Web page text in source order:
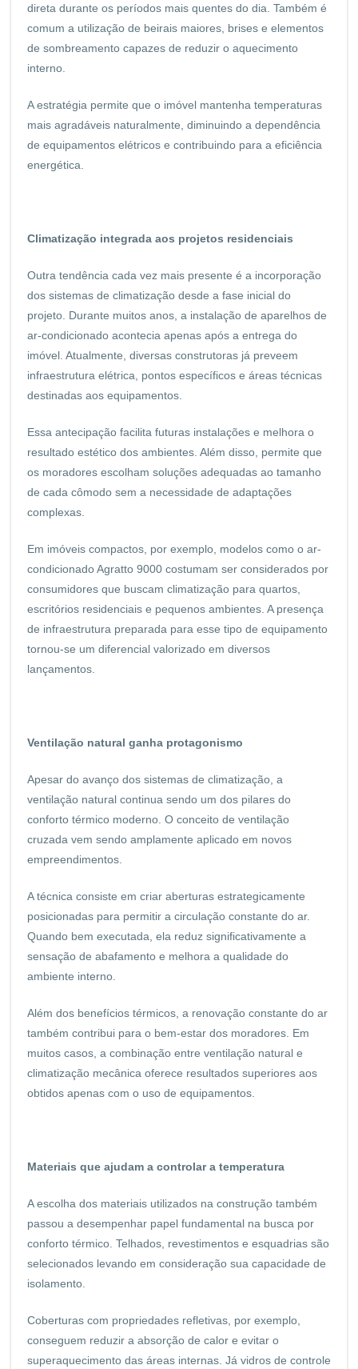
direta durante os períodos mais quentes do dia. Também é
comum a utilização de beirais maiores, brises e elementos
de sombreamento capazes de reduzir o aquecimento
interno.
A estratégia permite que o imóvel mantenha temperaturas
mais agradáveis naturalmente, diminuindo a dependência
de equipamentos elétricos e contribuindo para a eficiência
energética.
Climatização integrada aos projetos residenciais
Outra tendência cada vez mais presente é a incorporação
dos sistemas de climatização desde a fase inicial do
projeto. Durante muitos anos, a instalação de aparelhos de
ar-condicionado acontecia apenas após a entrega do
imóvel. Atualmente, diversas construtoras já preveem
infraestrutura elétrica, pontos específicos e áreas técnicas
destinadas aos equipamentos.
Essa antecipação facilita futuras instalações e melhora o
resultado estético dos ambientes. Além disso, permite que
os moradores escolham soluções adequadas ao tamanho
de cada cômodo sem a necessidade de adaptações
complexas.
Em imóveis compactos, por exemplo, modelos como o ar-
condicionado Agratto 9000 costumam ser considerados por
consumidores que buscam climatização para quartos,
escritórios residenciais e pequenos ambientes. A presença
de infraestrutura preparada para esse tipo de equipamento
tornou-se um diferencial valorizado em diversos
lançamentos.
Ventilação natural ganha protagonismo
Apesar do avanço dos sistemas de climatização, a
ventilação natural continua sendo um dos pilares do
conforto térmico moderno. O conceito de ventilação
cruzada vem sendo amplamente aplicado em novos
empreendimentos.
A técnica consiste em criar aberturas estrategicamente
posicionadas para permitir a circulação constante do ar.
Quando bem executada, ela reduz significativamente a
sensação de abafamento e melhora a qualidade do
ambiente interno.
Além dos benefícios térmicos, a renovação constante do ar
também contribui para o bem-estar dos moradores. Em
muitos casos, a combinação entre ventilação natural e
climatização mecânica oferece resultados superiores aos
obtidos apenas com o uso de equipamentos.
Materiais que ajudam a controlar a temperatura
A escolha dos materiais utilizados na construção também
passou a desempenhar papel fundamental na busca por
conforto térmico. Telhados, revestimentos e esquadrias são
selecionados levando em consideração sua capacidade de
isolamento.
Coberturas com propriedades refletivas, por exemplo,
conseguem reduzir a absorção de calor e evitar o
superaquecimento das áreas internas. Já vidros de controle